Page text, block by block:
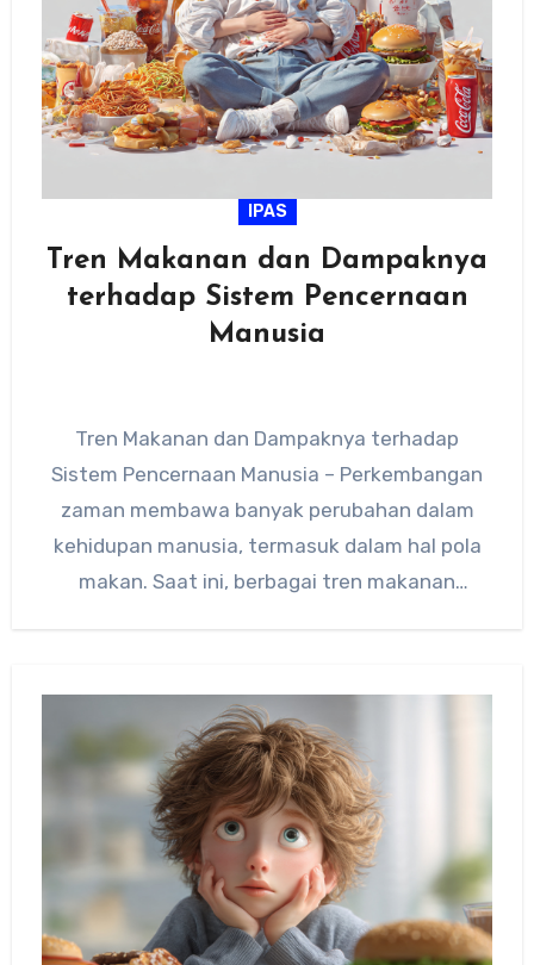
IPAS
Tren Makanan dan Dampaknya
terhadap Sistem Pencernaan
Manusia
Tren Makanan dan Dampaknya terhadap
Sistem Pencernaan Manusia – Perkembangan
zaman membawa banyak perubahan dalam
kehidupan manusia, termasuk dalam hal pola
makan. Saat ini, berbagai tren makanan